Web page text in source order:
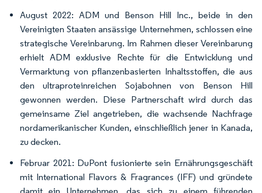
August 2022: ADM und Benson Hill Inc., beide in den
Vereinigten Staaten ansässige Unternehmen, schlossen eine
strategische Vereinbarung. Im Rahmen dieser Vereinbarung
erhielt ADM exklusive Rechte für die Entwicklung und
Vermarktung von pflanzenbasierten Inhaltsstoffen, die aus
den ultraproteinreichen Sojabohnen von Benson Hill
gewonnen werden. Diese Partnerschaft wird durch das
gemeinsame Ziel angetrieben, die wachsende Nachfrage
nordamerikanischer Kunden, einschließlich jener in Kanada,
zu decken.
Februar 2021: DuPont fusionierte sein Ernährungsgeschäft
mit International Flavors & Fragrances (IFF) und gründete
damit ein Unternehmen, das sich zu einem führenden